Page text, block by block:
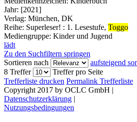
Jahr: [2021]
Verlag: München, DK
Reihe: Superleser! : 1. Lesestufe, Toggo
Mediengruppe: Kinder und Jugend
lädt
Zu den Suchfiltern springen
Sortieren nach
aufsteigend
8 Treffer
Treffer pro Seite
Trefferliste drucken Permalink Trefferliste
Copyright 2017 by OCLC GmbH |
Datenschutzerklärung |
Nutzungsbedingungen